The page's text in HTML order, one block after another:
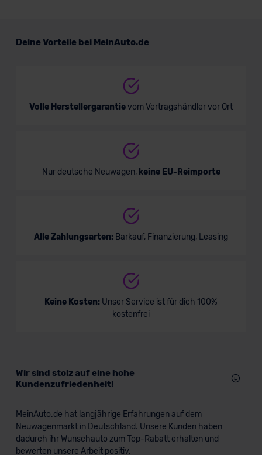
Deine Vorteile bei MeinAuto.de
Volle Herstellergarantievom Vertragshändler vor Ort
Nur deutsche Neuwagen, keine EU-Reimporte
Alle Zahlungsarten: Barkauf, Finanzierung, Leasing
Keine Kosten: Unser Service ist für dich 100%
kostenfrei
Wir sind stolz auf eine hohe
Kundenzufriedenheit!
MeinAuto.de hat langjährige Erfahrungen auf dem
Neuwagenmarkt in Deutschland. Unsere Kunden haben
dadurch ihr Wunschauto zum Top-Rabatt erhalten und
bewerten unsere Arbeit positiv.